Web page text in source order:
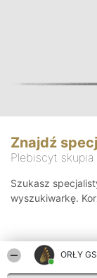
ORŁY
Znajdź
Plebiscyt
Szukasz
wyszukiwarkę.